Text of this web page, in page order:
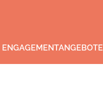
ENGAGEMENTANGEBOTE